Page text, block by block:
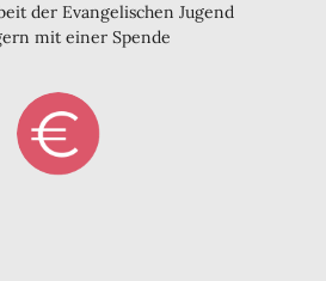
der Evangelischen Jugend
mit einer Spende